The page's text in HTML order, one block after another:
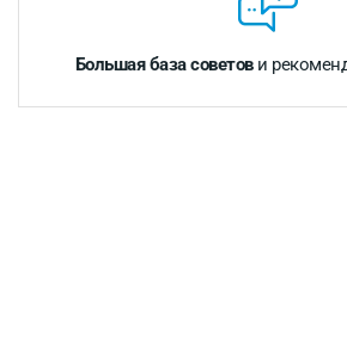
Большая база советови